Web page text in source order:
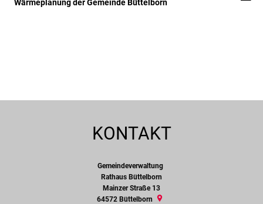
Wärmeplanung der Gemeinde Büttelborn
KONTAKT
Gemeindeverwaltung
Rathaus Büttelborn
Mainzer Straße 13
64572 Büttelborn